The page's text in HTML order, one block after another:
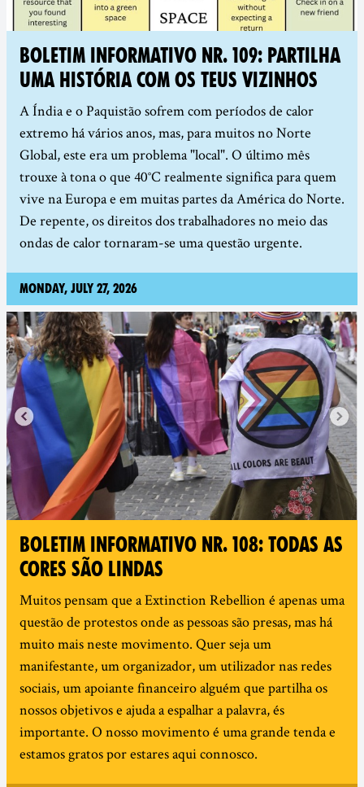
BOLETIM INFORMATIVO NR. 109: PARTILHA
UMA HISTÓRIA COM OS TEUS VIZINHOS
A Índia e o Paquistão sofrem com períodos de calor
extremo há vários anos, mas, para muitos no Norte
Global, este era um problema "local". O último mês
trouxe à tona o que 40°C realmente significa para quem
vive na Europa e em muitas partes da América do Norte.
De repente, os direitos dos trabalhadores no meio das
ondas de calor tornaram-se uma questão urgente.
Monday, July 27, 2026
BOLETIM INFORMATIVO NR. 108: TODAS AS
CORES SÃO LINDAS
Muitos pensam que a Extinction Rebellion é apenas uma
questão de protestos onde as pessoas são presas, mas há
muito mais neste movimento. Quer seja um
manifestante, um organizador, um utilizador nas redes
sociais, um apoiante financeiro alguém que partilha os
nossos objetivos e ajuda a espalhar a palavra, és
importante. O nosso movimento é uma grande tenda e
estamos gratos por estares aqui connosco.